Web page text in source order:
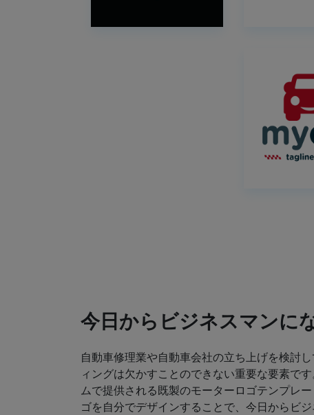
今日からビジネスマンに
自動車修理業や自動車会社の立ち上げを検討
ィングは欠かすことのできない重要な要素で
ムで提供される既製のモーターロゴテンプレ
ゴを自分でデザインすることで、今日からビ